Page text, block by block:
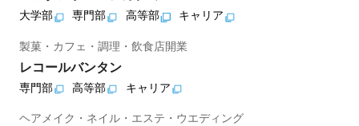
大学部 専門部 高等部 キャリア
製菓・カフェ・調理・飲食店開業
レコールバンタン
専門部 高等部 キャリア
ヘアメイク・ネイル・エステ・ウエディング